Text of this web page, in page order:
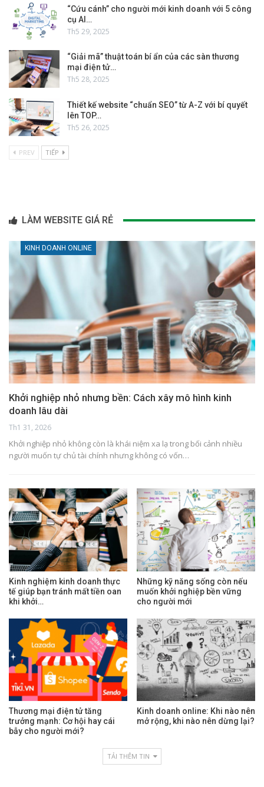
“Cứu cánh” cho người mới kinh doanh với 5 công
cụ AI…
Th5 29, 2025
“Giải mã” thuật toán bí ẩn của các sàn thương
mại điện tử…
Th5 28, 2025
Thiết kế website “chuẩn SEO” từ A-Z với bí quyết
lên TOP…
Th5 26, 2025
PREV TIẾP
LÀM WEBSITE GIÁ RẺ
KINH DOANH ONLINE
Khởi nghiệp nhỏ nhưng bền: Cách xây mô hình kinh
doanh lâu dài
Th1 31, 2026
Khởi nghiệp nhỏ không còn là khái niệm xa lạ trong bối cảnh nhiều
người muốn tự chủ tài chính nhưng không có vốn…
Kinh nghiệm kinh doanh thực
tế giúp bạn tránh mất tiền oan
khi khởi…
Những kỹ năng sống còn nếu
muốn khởi nghiệp bền vững
cho người mới
Thương mại điện tử tăng
trưởng mạnh: Cơ hội hay cái
bẫy cho người mới?
Kinh doanh online: Khi nào nên
mở rộng, khi nào nên dừng lại?
TẢI THÊM TIN